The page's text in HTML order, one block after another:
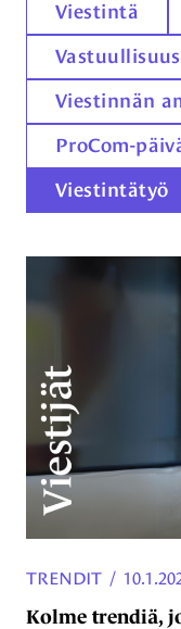
Viestintä
Vastuullisuus
Viestinnän
ProCom-
Viestintätyö
Kolme trendiä,
TRENDIT /